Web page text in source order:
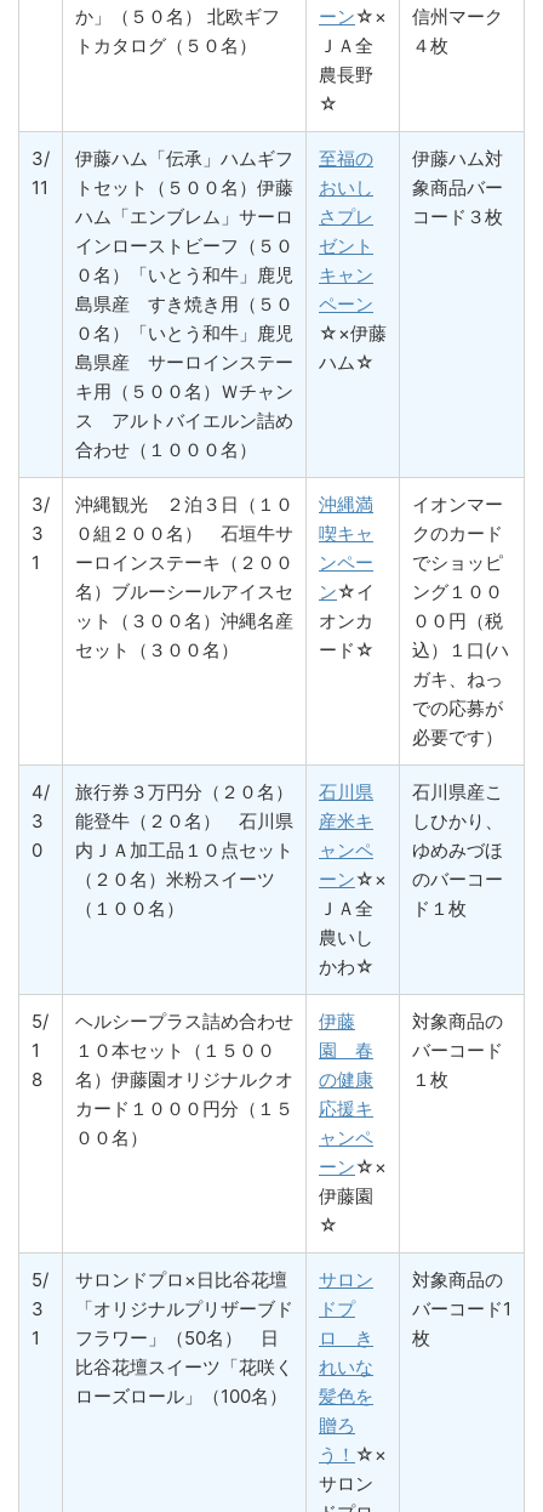
か」（５０名） 北欧ギフ
トカタログ（５０名）
ーン☆×
ＪＡ全
農長野
☆
信州マーク
４枚
3/
11
伊藤ハム「伝承」ハムギフ
トセット（５００名）伊藤
ハム「エンブレム」サーロ
インローストビーフ（５０
０名）「いとう和牛」鹿児
島県産 すき焼き用（５０
０名）「いとう和牛」鹿児
島県産 サーロインステー
キ用（５００名）Ｗチャン
ス アルトバイエルン詰め
合わせ（１０００名）
至福の
おいし
さプレ
ゼント
キャン
ペーン
☆×伊藤
ハム☆
伊藤ハム対
象商品バー
コード３枚
3/
3
1
沖縄観光 ２泊３日（１０
０組２００名） 石垣牛サ
ーロインステーキ（２００
名）ブルーシールアイスセ
ット（３００名）沖縄名産
セット（３００名）
沖縄満
喫キャ
ンペー
ン☆イ
オンカ
ード☆
イオンマー
クのカード
でショッピ
ング１００
００円（税
込）１口(ハ
ガキ、ねっ
での応募が
必要です）
4/
3
0
旅行券３万円分（２０名）
能登牛（２０名） 石川県
内ＪＡ加工品１０点セット
（２０名）米粉スイーツ
（１００名）
石川県
産米キ
ャンペ
ーン☆×
ＪＡ全
農いし
かわ☆
石川県産こ
しひかり、
ゆめみづほ
のバーコー
ド１枚
5/
1
8
ヘルシープラス詰め合わせ
１０本セット（１５００
名）伊藤園オリジナルクオ
カード１０００円分（１５
００名）
伊藤
園 春
の健康
応援キ
ャンペ
ーン☆×
伊藤園
☆
対象商品の
バーコード
１枚
5/
3
1
サロンドプロ×日比谷花壇
「オリジナルプリザーブド
フラワー」（50名） 日
比谷花壇スイーツ「花咲く
ローズロール」（100名）
サロン
ドプ
ロ き
れいな
髪色を
贈ろ
う！ ☆×
サロン
対象商品の
バーコード1
枚